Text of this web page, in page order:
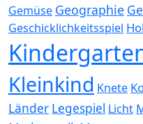
Gemüse Geographie
Geschicklichkeitsspiel
Kleinkind Knete
Länder Legespiel Licht